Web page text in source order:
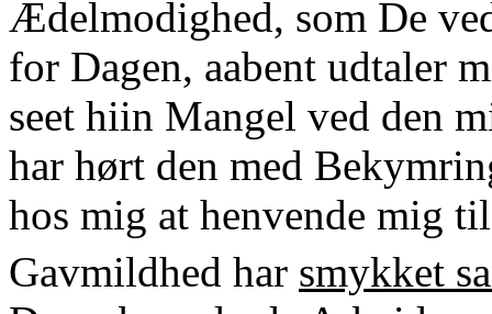
Ædelmodighed, som De
for Dagen, aabent udtaler
seet hiin Mangel ved den
har hørt den med
hos mig at henvende mig
Gavmildhed har smykket